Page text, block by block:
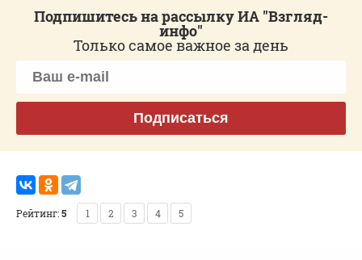
Подпишитесь на рассылку ИА "Взгляд-
инфо"
Только самое важное за день
Подписаться
Рейтинг:5 1 2 3 4 5